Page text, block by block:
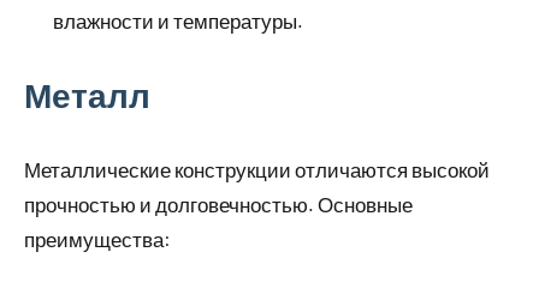
влажности и температуры.
Металл
Металлические конструкции отличаются высокой
прочностью и долговечностью. Основные
преимущества: